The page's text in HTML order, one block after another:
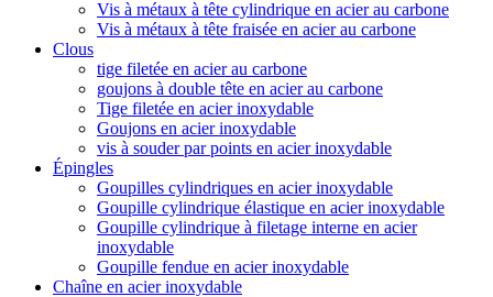
Vis à métaux à tête cylindrique en acier au carbone
Vis à métaux à tête fraisée en acier au carbone
Clous
tige filetée en acier au carbone
goujons à double tête en acier au carbone
Tige filetée en acier inoxydable
Goujons en acier inoxydable
vis à souder par points en acier inoxydable
Épingles
Goupilles cylindriques en acier inoxydable
Goupille cylindrique élastique en acier inoxydable
Goupille cylindrique à filetage interne en acier
inoxydable
Goupille fendue en acier inoxydable
Chaîne en acier inoxydable